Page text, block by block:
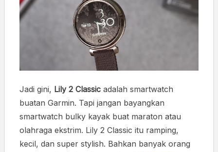
Jadi gini, Lily 2 Classic adalah smartwatch
buatan Garmin. Tapi jangan bayangkan
smartwatch bulky kayak buat maraton atau
olahraga ekstrim. Lily 2 Classic itu ramping,
kecil, dan super stylish. Bahkan banyak orang